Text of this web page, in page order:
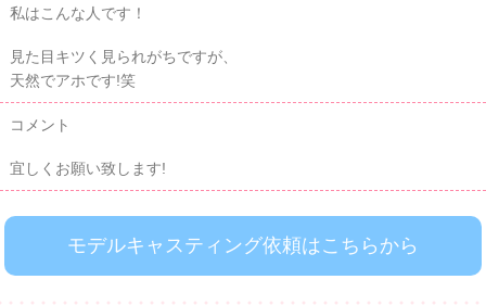
私はこんな人です！
見た目キツく見られがちですが、
天然でアホです!笑
コメント
宜しくお願い致します!
モデルキャスティング依頼はこちらから